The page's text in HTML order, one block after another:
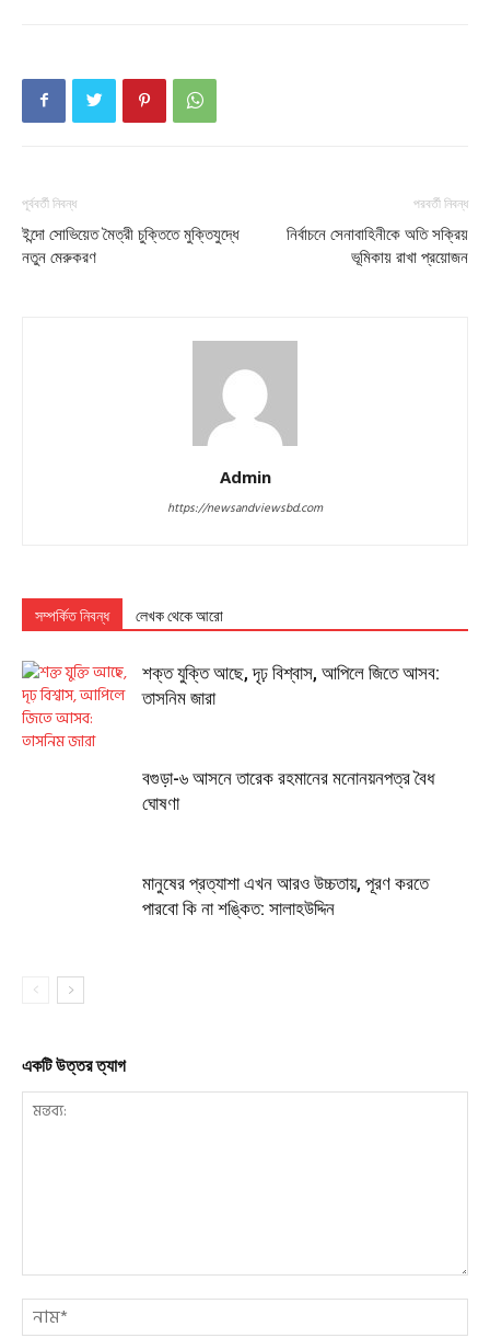
পূর্ববর্তী নিবন্ধ
ইন্দো সোভিয়েত মৈত্রী চুক্তিতে মুক্তিযুদ্ধে
নতুন মেরুকরণ
পরবর্তী নিবন্ধ
নির্বাচনে সেনাবাহিনীকে অতি সক্রিয়
ভূমিকায় রাখা প্রয়োজন
Admin
https://newsandviewsbd.com
সম্পর্কিত নিবন্ধ লেখক থেকে আরো
শক্ত যুক্তি আছে, দৃঢ় বিশ্বাস, আপিলে জিতে আসব:
তাসনিম জারা
বগুড়া-৬ আসনে তারেক রহমানের মনোনয়নপত্র বৈধ
ঘোষণা
মানুষের প্রত্যাশা এখন আরও উচ্চতায়, পূরণ করতে
পারবো কি না শঙ্কিত: সালাহউদ্দিন
একটি উত্তর ত্যাগ